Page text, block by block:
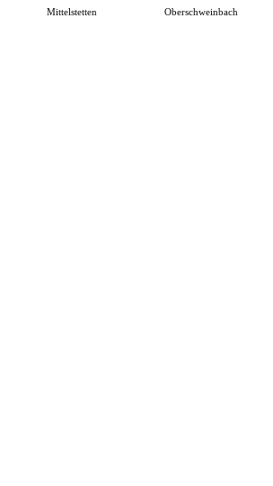
Mittelstetten Oberschweinbach